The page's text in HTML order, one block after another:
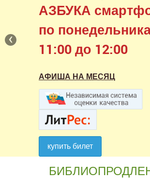
библиотек
в нашем
АФИША НА МЕСЯЦ
купить билет
АЗБУКА
по
11:00 до 12:00
АФИША НА МЕСЯЦ
купить билет
‹